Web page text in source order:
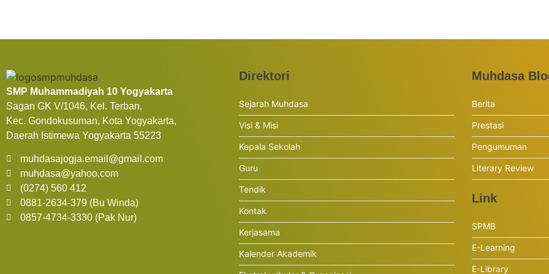
SMP Muhammadiyah 10 Yogyakarta
Sagan GK V/1046, Kel. Terban,
Kec. Gondokusuman, Kota Yogyakarta,
Daerah Istimewa Yogyakarta 55223
muhdasajogja.email@gmail.com
muhdasa@yahoo.com
(0274) 560 412
0881-2634-379 (Bu Winda)
0857-4734-3330 (Pak Nur)
Direktori
Sejarah Muhdasa
Visi & Misi
Kepala Sekolah
Guru
Tendik
Kontak
Kerjasama
Kalender Akademik
Muhdasa
Berita
Prestasi
Pengumuman
Literary Review
Link
SPMB
E-Learning
E-Library